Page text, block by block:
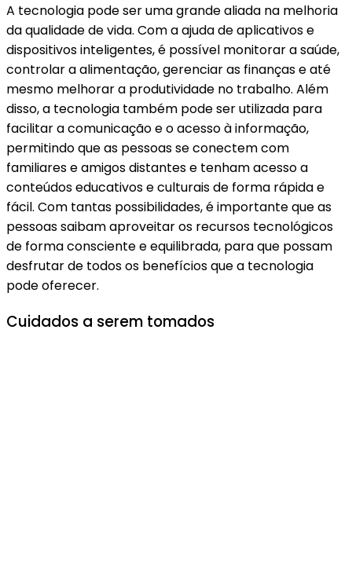
A tecnologia pode ser uma grande aliada na melhoria
da qualidade de vida. Com a ajuda de aplicativos e
dispositivos inteligentes, é possível monitorar a saúde,
controlar a alimentação, gerenciar as finanças e até
mesmo melhorar a produtividade no trabalho. Além
disso, a tecnologia também pode ser utilizada para
facilitar a comunicação e o acesso à informação,
permitindo que as pessoas se conectem com
familiares e amigos distantes e tenham acesso a
conteúdos educativos e culturais de forma rápida e
fácil. Com tantas possibilidades, é importante que as
pessoas saibam aproveitar os recursos tecnológicos
de forma consciente e equilibrada, para que possam
desfrutar de todos os benefícios que a tecnologia
pode oferecer.
Cuidados a serem tomados